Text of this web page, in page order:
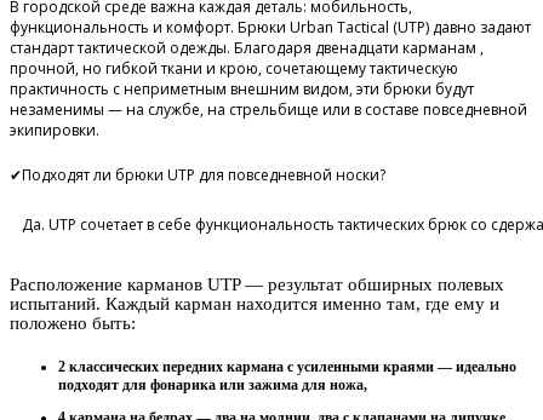
В городской среде важна каждая деталь: мобильность,
функциональность и комфорт. Брюки Urban Tactical (UTP) давно задают
стандарт тактической одежды. Благодаря двенадцати карманам ,
прочной, но гибкой ткани и крою, сочетающему тактическую
практичность с неприметным внешним видом, эти брюки будут
незаменимы — на службе, на стрельбище или в составе повседневной
экипировки.
✔Подходят ли брюки UTP для повседневной носки?
Да. UTP сочетает в себе функциональность тактических брюк со
Расположение карманов UTP — результат обширных полевых
испытаний. Каждый карман находится именно там, где ему и
положено быть:
2 классических передних кармана с усиленными краями — идеально
подходят для фонарика или зажима для ножа,